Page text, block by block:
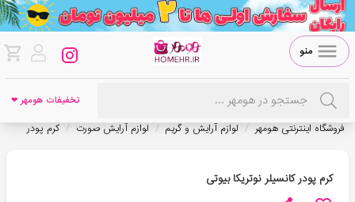
منو
تخفیفات هومهر ❤
فروشگاه اینترنتی هومهر / لوازم آرایش و گریم / لوازم آرایش صورت / کرم پودر
کرم پودر کانسیلر نوتریکا بیوتی